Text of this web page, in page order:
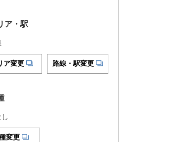
ア・駅
ア変更 路線・駅変更
変更